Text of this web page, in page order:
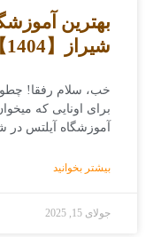
بهترین
شیراز【1404】| تضمینی IELTS بگیر!
خب، سلام رفقا!
برای اونایی که
آموزشگاه آیلتس
بیشتر بخوانید
جولای 15, 2025